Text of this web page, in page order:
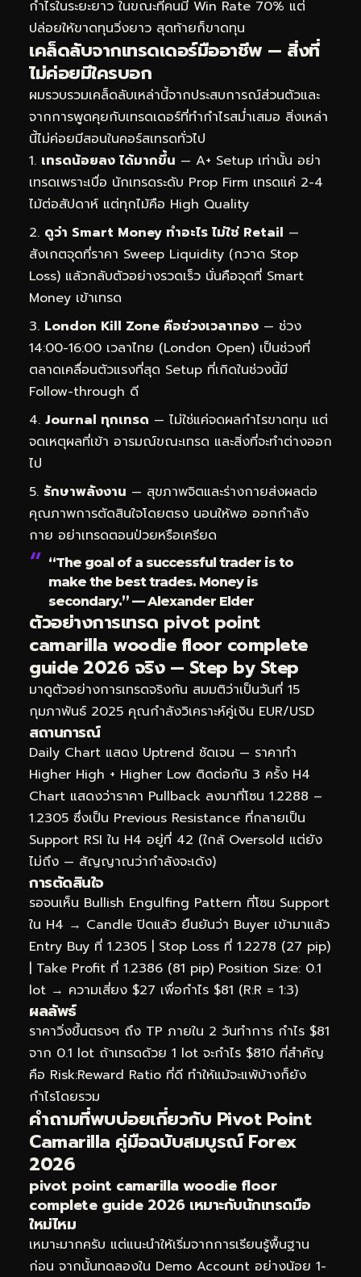
กำไรในระยะยาว ในขณะที่คนมี Win Rate 70% แต่
ปล่อยให้ขาดทุนวิ่งยาว สุดท้ายก็ขาดทุน
เคล็ดลับจากเทรดเดอร์มืออาชีพ — สิ่งที่
ไม่ค่อยมีใครบอก
ผมรวบรวมเคล็ดลับเหล่านี้จากประสบการณ์ส่วนตัวและ
จากการพูดคุยกับเทรดเดอร์ที่ทำกำไรสม่ำเสมอ สิ่งเหล่า
นี้ไม่ค่อยมีสอนในคอร์สเทรดทั่วไป
เทรดน้อยลง ได้มากขึ้น — A+ Setup เท่านั้น อย่า
เทรดเพราะเบื่อ นักเทรดระดับ Prop Firm เทรดแค่ 2-4
ไม้ต่อสัปดาห์ แต่ทุกไม้คือ High Quality
ดูว่า Smart Money ทำอะไร ไม่ใช่ Retail —
สังเกตจุดที่ราคา Sweep Liquidity (กวาด Stop
Loss) แล้วกลับตัวอย่างรวดเร็ว นั่นคือจุดที่ Smart
Money เข้าเทรด
London Kill Zone คือช่วงเวลาทอง — ช่วง
14:00-16:00 เวลาไทย (London Open) เป็นช่วงที่
ตลาดเคลื่อนตัวแรงที่สุด Setup ที่เกิดในช่วงนี้มี
Follow-through ดี
Journal ทุกเทรด — ไม่ใช่แค่จดผลกำไรขาดทุน แต่
จดเหตุผลที่เข้า อารมณ์ขณะเทรด และสิ่งที่จะทำต่างออก
ไป
รักษาพลังงาน — สุขภาพจิตและร่างกายส่งผลต่อ
คุณภาพการตัดสินใจโดยตรง นอนให้พอ ออกกำลัง
กาย อย่าเทรดตอนป่วยหรือเครียด
“The goal of a successful trader is to
make the best trades. Money is
secondary.” — Alexander Elder
ตัวอย่างการเทรด pivot point
camarilla woodie floor complete
guide 2026 จริง — Step by Step
มาดูตัวอย่างการเทรดจริงกัน สมมติว่าเป็นวันที่ 15
กุมภาพันธ์ 2025 คุณกำลังวิเคราะห์คู่เงิน EUR/USD
สถานการณ์
Daily Chart แสดง Uptrend ชัดเจน — ราคาทำ
Higher High + Higher Low ติดต่อกัน 3 ครั้ง H4
Chart แสดงว่าราคา Pullback ลงมาที่โซน 1.2288 –
1.2305 ซึ่งเป็น Previous Resistance ที่กลายเป็น
Support RSI ใน H4 อยู่ที่ 42 (ใกล้ Oversold แต่ยัง
ไม่ถึง — สัญญาณว่ากำลังจะเด้ง)
การตัดสินใจ
รอจนเห็น Bullish Engulfing Pattern ที่โซน Support
ใน H4 → Candle ปิดแล้ว ยืนยันว่า Buyer เข้ามาแล้ว
Entry Buy ที่ 1.2305 | Stop Loss ที่ 1.2278 (27 pip)
| Take Profit ที่ 1.2386 (81 pip) Position Size: 0.1
lot → ความเสี่ยง $27 เพื่อกำไร $81 (R:R = 1:3)
ผลลัพธ์
ราคาวิ่งขึ้นตรงๆ ถึง TP ภายใน 2 วันทำการ กำไร $81
จาก 0.1 lot ถ้าเทรดด้วย 1 lot จะกำไร $810 ที่สำคัญ
คือ Risk:Reward Ratio ที่ดี ทำให้แม้จะแพ้บ้างก็ยัง
กำไรโดยรวม
คำถามที่พบบ่อยเกี่ยวกับ Pivot Point
Camarilla คู่มือฉบับสมบูรณ์ Forex
2026
pivot point camarilla woodie floor
complete guide 2026 เหมาะกับนักเทรดมือ
ใหม่ไหม
เหมาะมากครับ แต่แนะนำให้เริ่มจากการเรียนรู้พื้นฐาน
ก่อน จากนั้นทดลองใน Demo Account อย่างน้อย 1-